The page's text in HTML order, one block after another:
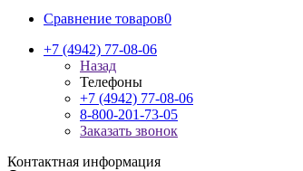
Сравнение товаров0
+7 (4942) 77-08-06
Назад
Телефоны
+7 (4942) 77-08-06
8-800-201-73-05
Заказать звонок
Контактная информация